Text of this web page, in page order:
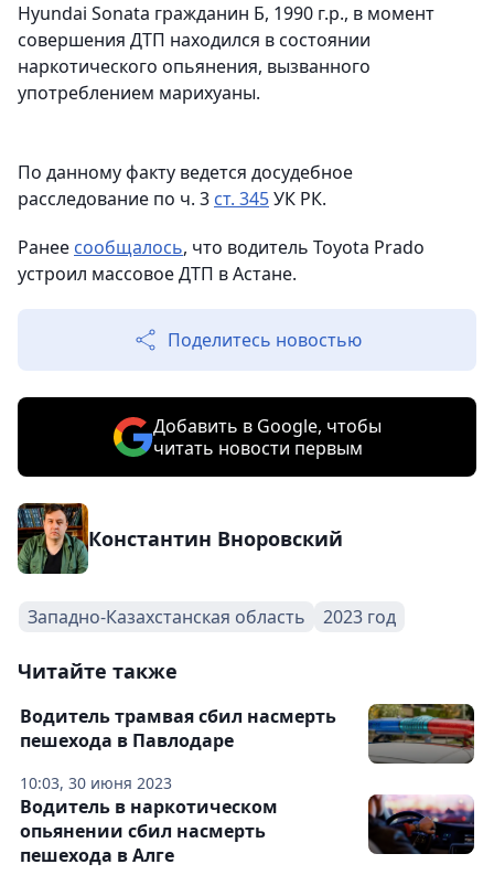
Hyundai Sonata гражданин Б, 1990 г.р., в момент
совершения ДТП находился в состоянии
наркотического опьянения, вызванного
употреблением марихуаны.
По данному факту ведется досудебное
расследование по ч. 3 ст. 345УК РК.
Ранее сообщалось, что водитель Toyota Prado
устроил массовое ДТП в Астане.
Поделитесь новостью
Добавить в Google, чтобы
читать новости первым
Константин Вноровский
Западно-Казахстанская область 2023 год
Читайте также
10:03, 30 июня 2023
Водитель трамвая сбил насмерть
пешехода в Павлодаре
Водитель в наркотическом
опьянении сбил насмерть
пешехода в Алге